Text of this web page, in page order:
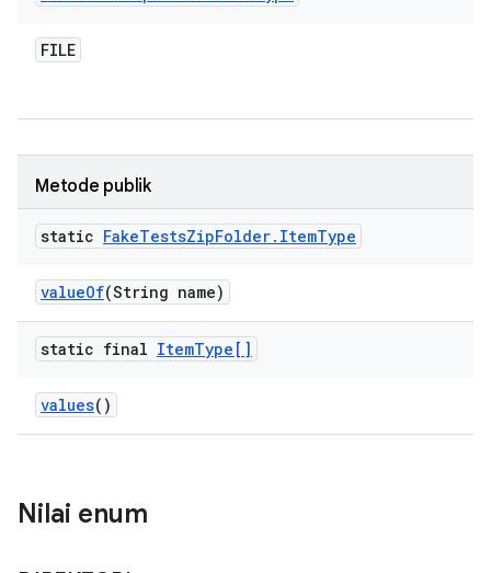
FILE
Metode publik
static FakeTestsZipFolder. ItemType
valueOf(String name)
static final ItemType[]
values()
Nilai enum